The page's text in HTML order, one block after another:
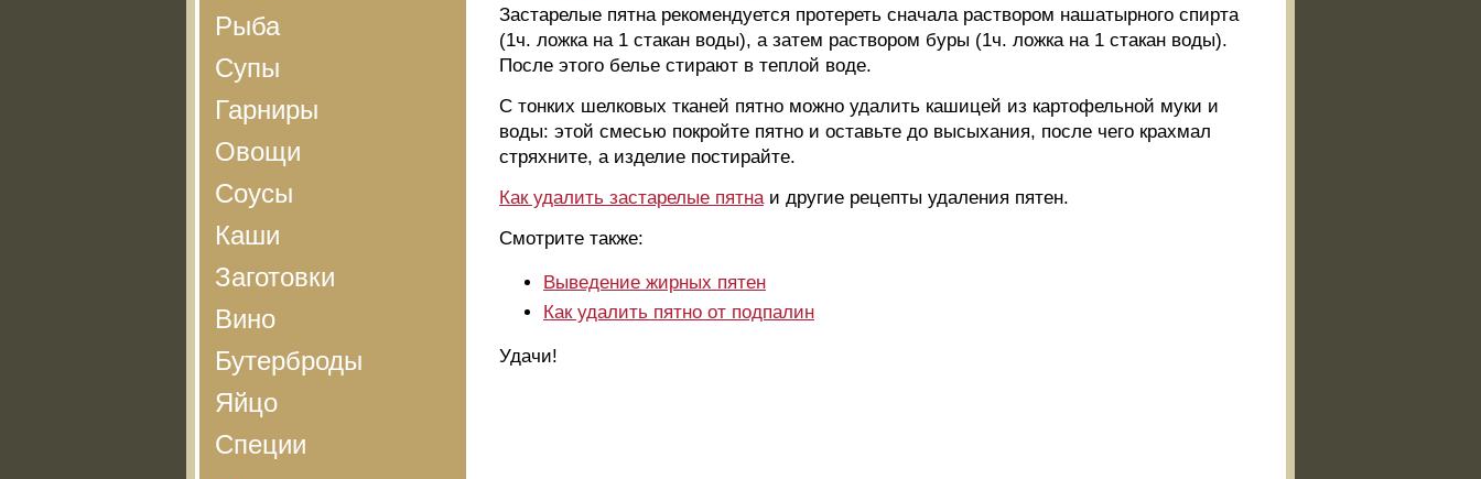
Рыба
Супы
Гарниры
Овощи
Соусы
Каши
Заготовки
Вино
Бутерброды
Яйцо
Специи
Застарелые пятна рекомендуется протереть сначала раствором нашатырного спирта
(1ч. ложка на 1 стакан воды), а затем раствором буры (1ч. ложка на 1 стакан воды).
После этого белье стирают в теплой воде.
С тонких шелковых тканей пятно можно удалить кашицей из картофельной муки и
воды: этой смесью покройте пятно и оставьте до высыхания, после чего крахмал
стряхните, а изделие постирайте.
Как удалить застарелые пятнаи другие рецепты удаления пятен.
Смотрите также:
Выведение жирных пятен
Как удалить пятно от подпалин
Удачи!